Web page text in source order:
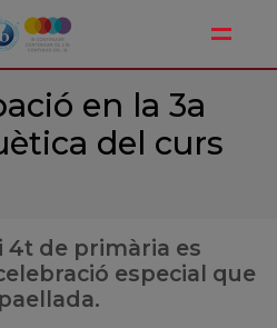
en la 3a
del curs
4t de primària es
especial que